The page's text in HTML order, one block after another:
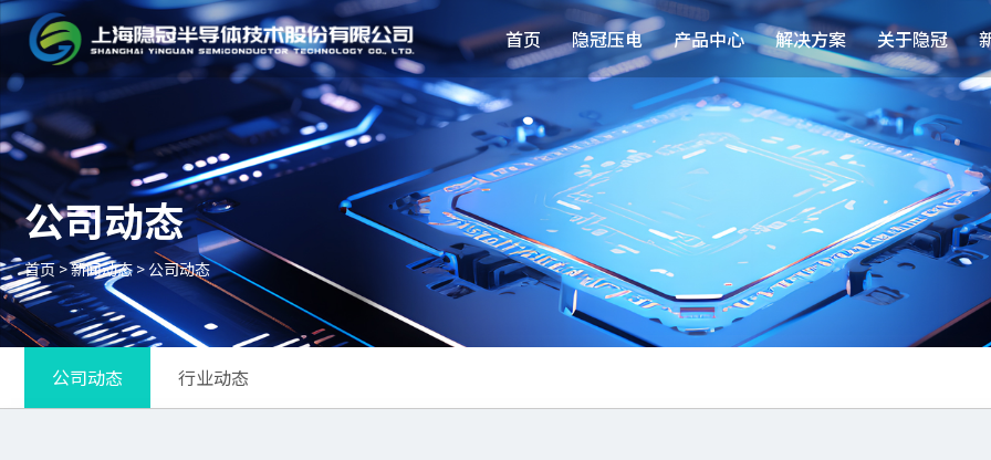
首页 隐冠压电 产品中心 解决方案 关于隐冠
公司动态
首页>新闻动态>公司动态
公司动态 行业动态